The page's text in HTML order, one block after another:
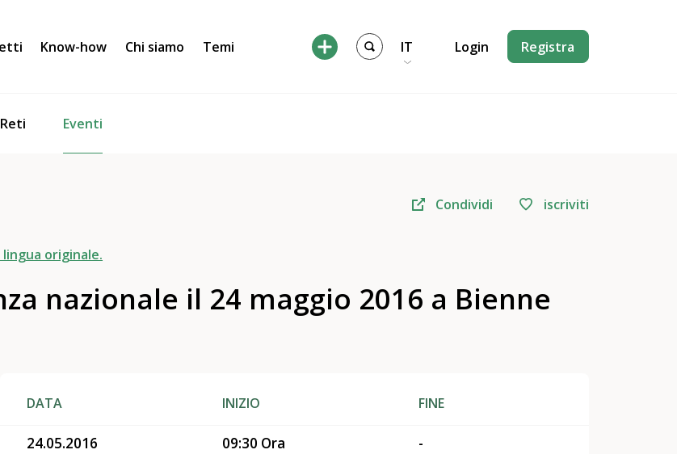
Reti Eventi
Know-how Chi siamo Temi IT Login Registra
Condividi iscriviti
lingua originale.
nazionale il 24 maggio 2016 a Bienne
DATA INIZIO FINE
24.05.2016 09:30 Ora -